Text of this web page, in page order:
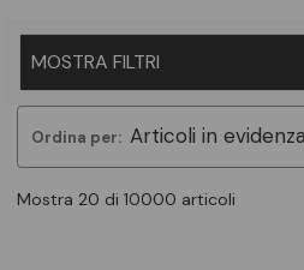
MOSTRA FILTRI
Mostra 20 di 10000 articoli
Ordina per: